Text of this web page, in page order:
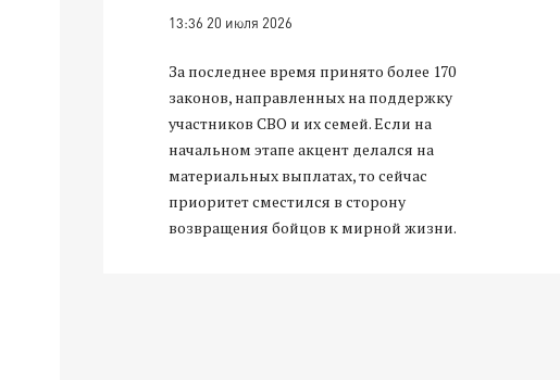
13:36 20 июля 2026
За последнее время принято более 170
законов, направленных на поддержку
участников СВО и их семей. Если на
начальном этапе акцент делался на
материальных выплатах, то сейчас
приоритет сместился в сторону
возвращения бойцов к мирной жизни.